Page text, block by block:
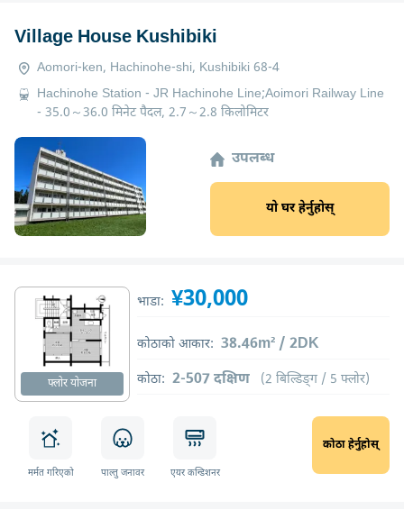
Village House Kushibiki
Aomori-ken, Hachinohe-shi, Kushibiki 68-4
Hachinohe Station - JR Hachinohe Line;Aoimori Railway Line
- 35.0～36.0 मिनेट पैदल, 2.7～2.8 किलोमिटर
उपलब्ध
यो घर हेर्नुहोस्
फ्लोर योजना
भाडा: ¥30,000
कोठाको आकार: 38.46m² / 2DK
कोठा: 2-507 दक्षिण (2 बिल्डिङ्ग / 5 फ्लोर)
मर्मत गरिएको पाल्तु जनावर एयर कन्डिशनर
कोठा हेर्नुहोस्